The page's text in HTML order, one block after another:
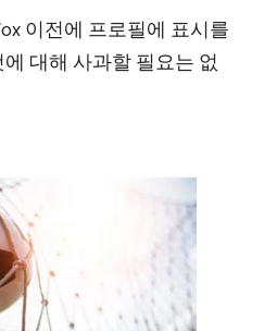
이전에 프로필에 표시를
에 대해 사과할 필요는 없